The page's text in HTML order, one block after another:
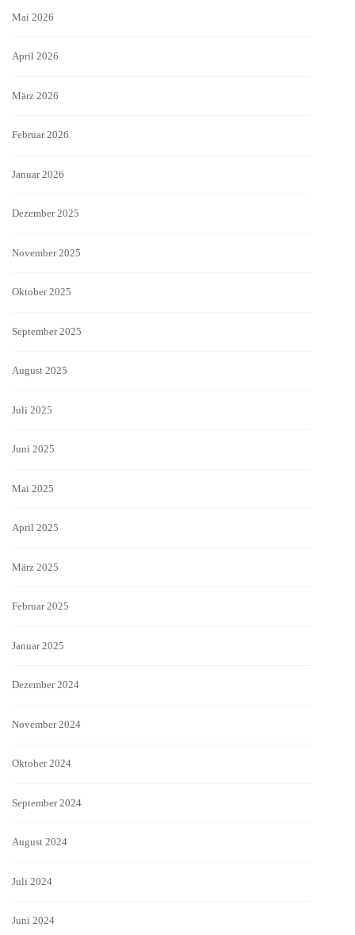
Mai 2026
April 2026
März 2026
Februar 2026
Januar 2026
Dezember 2025
November 2025
Oktober 2025
September 2025
August 2025
Juli 2025
Juni 2025
Mai 2025
April 2025
März 2025
Februar 2025
Januar 2025
Dezember 2024
November 2024
Oktober 2024
September 2024
August 2024
Juli 2024
Juni 2024